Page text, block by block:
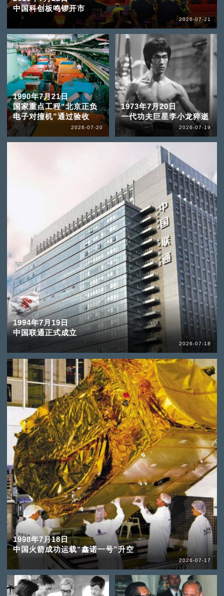
中国科创板鸣锣开市
2026-07-21
1990年7月21日
国家重点工程“北京正负
电子对撞机”通过验收
2026-07-20
1973年7月20日
一代功夫巨星李小龙猝逝
2026-07-19
1994年7月19日
中国联通正式成立
2026-07-18
1998年7月18日
中国火箭成功运载“鑫诺一号”升空
2026-07-17